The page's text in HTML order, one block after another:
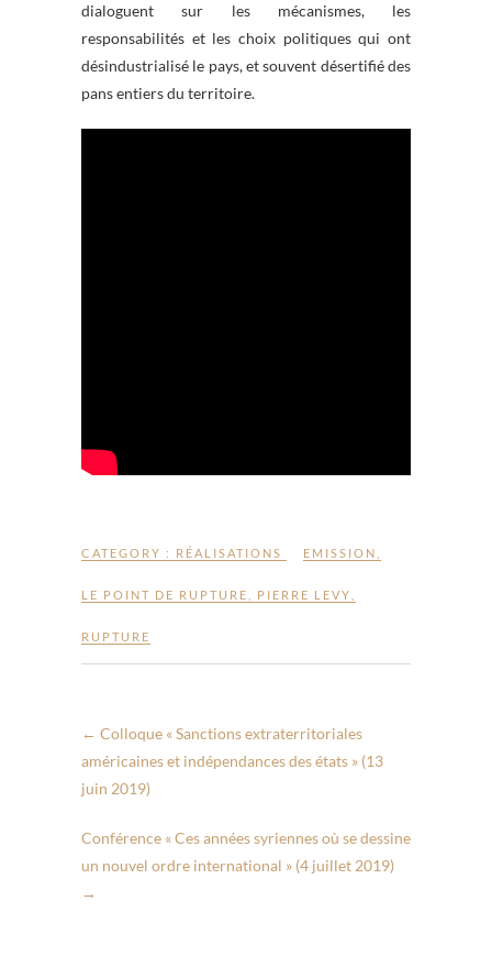
dialoguent sur les mécanismes, les
responsabilités et les choix politiques qui ont
désindustrialisé le pays, et souvent désertifié des
pans entiers du territoire.
CATEGORY : RÉALISATIONS EMISSION
LE POINT DE RUPTURE PIERRE LEVY
RUPTURE
← Colloque « Sanctions extraterritoriales
américaines et indépendances des états » (13
juin 2019)
Conférence « Ces années syriennes où se dessine
un nouvel ordre international » (4 juillet 2019)
→